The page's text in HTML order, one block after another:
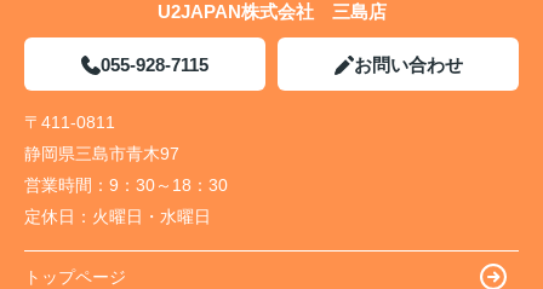
U2JAPAN株式会社 三島店
055-928-7115 お問い合わせ
〒411-0811
静岡県三島市青木97
営業時間： 9：30～18：30
定休日： 火曜日・水曜日
トップページ